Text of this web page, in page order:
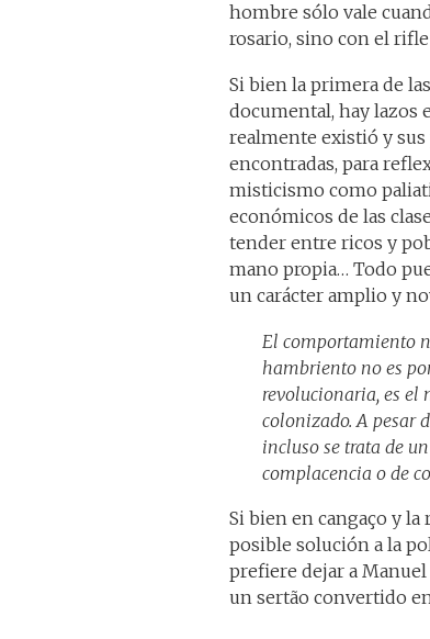
hombre sólo vale
rosario, sino con el
Si bien la primera de
documental, hay lazos
realmente existió y
encontradas, para
misticismo como
económicos de las
tender entre ricos y
mano propia… Todo
un carácter amplio y
El comportamiento
hambriento no es
revolucionaria, es el
colonizado. A pesar
incluso se trata de
complacencia o de
Si bien en cangaço y
posible solución a la
prefiere dejar a
un sertão convertido